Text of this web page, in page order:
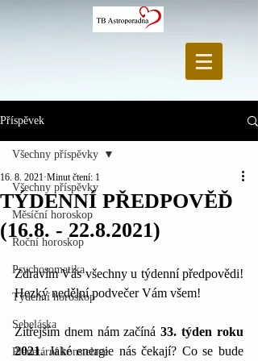
Příspěvek
Všechny příspěvky
Měsíční horoskop
Roční horoskop
Psychosomatika
Týdenní horoskop
Sebeláska
Planetární konstelace
Všechny příspěvky
TÝDENNÍ PŘEDPOVĚĎ
(16.8. - 22.8.2021)
16. 8. 2021 Minut čtení: 1
Zdravím Vás všechny u týdenní předpovědi!
Hezký nedělní podvečer Vám všem!
Zítřejším dnem nám začíná 33. týden roku
2021. Jaké energie nás čekají? Co se bude